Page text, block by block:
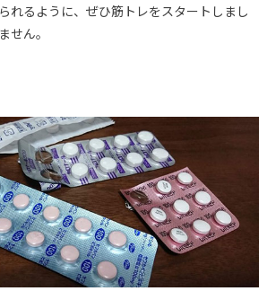
れるように、ぜひ筋トレをスタートしまし
せん。